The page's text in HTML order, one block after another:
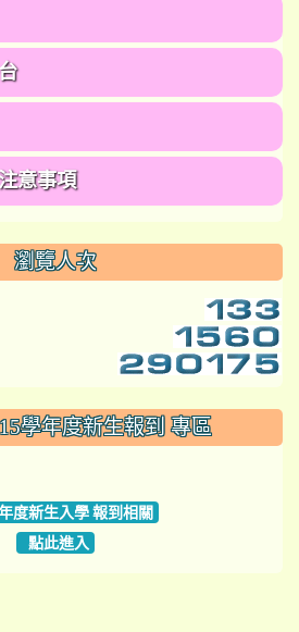
意事項
瀏覽人次
學年度新生報到 專區
度新生入學 報到相關
點此進入